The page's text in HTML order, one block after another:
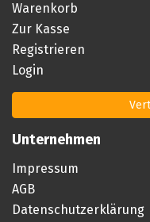
Warenkorb
Zur Kasse
Registrieren
Login
Unternehmen
Impressum
AGB
Datenschutzerklärung